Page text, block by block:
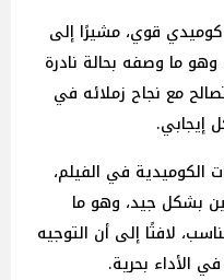
قوي، مشيرًا إلى
وهو ما وصفه بحالة نادرة
مع نجاح زملائه في
إيجابي.
الكوميدية في الفيلم،
بشكل جيد، وهو ما
لافتًا إلى أن التوجيه
الأداء بحرية.